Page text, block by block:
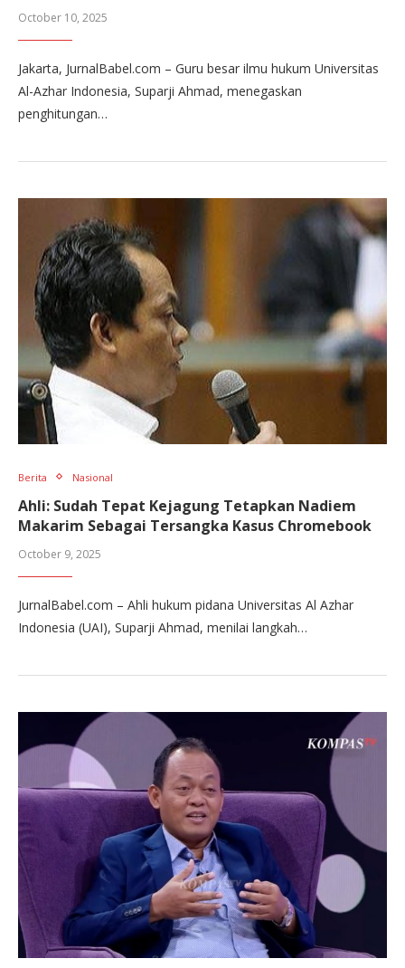
October 10, 2025
Jakarta, JurnalBabel.com – Guru besar ilmu hukum Universitas
Al-Azhar Indonesia, Suparji Ahmad, menegaskan
penghitungan…
Berita Nasional
Ahli: Sudah Tepat Kejagung Tetapkan Nadiem
Makarim Sebagai Tersangka Kasus Chromebook
October 9, 2025
JurnalBabel.com – Ahli hukum pidana Universitas Al Azhar
Indonesia (UAI), Suparji Ahmad, menilai langkah…